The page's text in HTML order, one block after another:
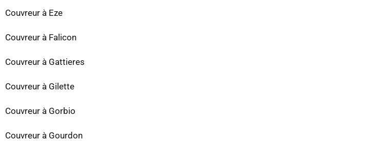
Couvreur à Eze
Couvreur à Falicon
Couvreur à Gattieres
Couvreur à Gilette
Couvreur à Gorbio
Couvreur à Gourdon